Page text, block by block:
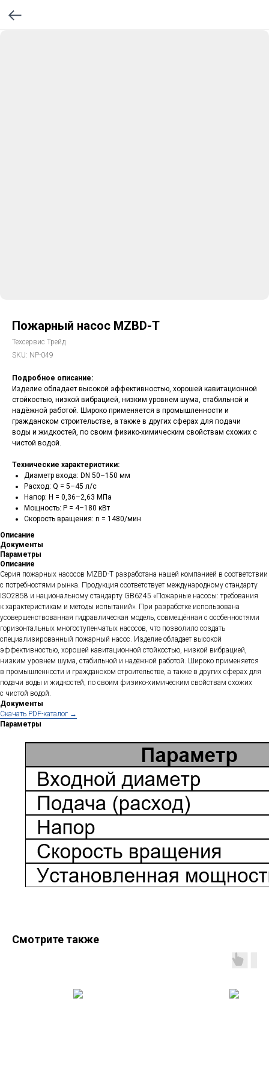
Пожарный насос MZBD-T
Техсервис Трейд
SKU: NP-049
Подробное описание:
Изделие обладает высокой эффективностью, хорошей кавитационной
стойкостью, низкой вибрацией, низким уровнем шума, стабильной и
надёжной работой. Широко применяется в промышленности и
гражданском строительстве, а также в других сферах для подачи
воды и жидкостей, по своим физико-химическим свойствам схожих с
чистой водой.
Технические характеристики:
Диаметр входа: DN 50–150 мм
Расход: Q = 5–45 л/с
Напор: H = 0,36–2,63 МПа
Мощность: P = 4–180 кВт
Скорость вращения: n = 1480/мин
Описание
Документы
Параметры
Описание
Серия пожарных насосов MZBD-T разработана нашей компанией в соответствии
с потребностями рынка. Продукция соответствует международному стандарту
ISO2858 и национальному стандарту GB6245 «Пожарные насосы: требования
к характеристикам и методы испытаний». При разработке использована
усовершенствованная гидравлическая модель, совмещённая с особенностями
горизонтальных многоступенчатых насосов, что позволило создать
специализированный пожарный насос. Изделие обладает высокой
эффективностью, хорошей кавитационной стойкостью, низкой вибрацией,
низким уровнем шума, стабильной и надёжной работой. Широко применяется
в промышленности и гражданском строительстве, а также в других сферах для
подачи воды и жидкостей, по своим физико-химическим свойствам схожих
с чистой водой.
Документы
Cкачать PDF-каталог →
Параметры
Смотрите также